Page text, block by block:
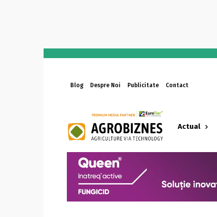
Blog Despre Noi Publicitate Contact
Actual